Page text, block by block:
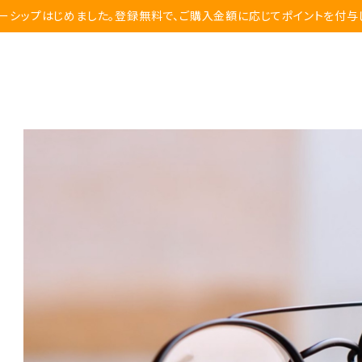
シップはじめました。登録無料で、ご購入金額に応じてポイントを付与